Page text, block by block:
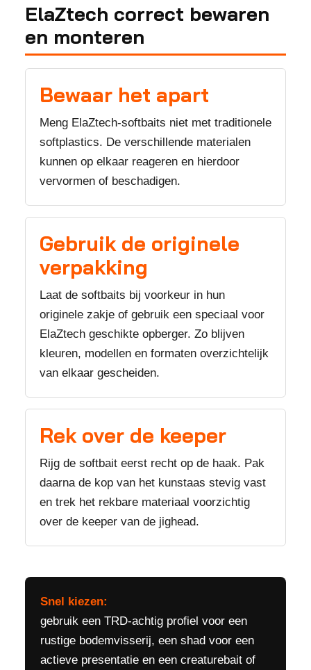
ElaZtech correct bewaren
en monteren
Bewaar het apart
Meng ElaZtech-softbaits niet met traditionele
softplastics. De verschillende materialen
kunnen op elkaar reageren en hierdoor
vervormen of beschadigen.
Gebruik de originele
verpakking
Laat de softbaits bij voorkeur in hun
originele zakje of gebruik een speciaal voor
ElaZtech geschikte opberger. Zo blijven
kleuren, modellen en formaten overzichtelijk
van elkaar gescheiden.
Rek over de keeper
Rijg de softbait eerst recht op de haak. Pak
daarna de kop van het kunstaas stevig vast
en trek het rekbare materiaal voorzichtig
over de keeper van de jighead.
Snel kiezen:
gebruik een TRD-achtig profiel voor een
rustige bodemvisserij, een shad voor een
actieve presentatie en een creaturebait of